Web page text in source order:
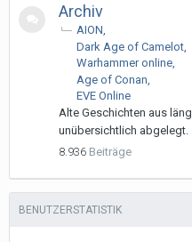
Archiv
AION
Dark Age of Camelot
Warhammer online
Age of Conan
EVE Online
Alte Geschichten aus
unübersichtlich abgelegt.
8.936 Beiträge
BENUTZERSTATISTIK